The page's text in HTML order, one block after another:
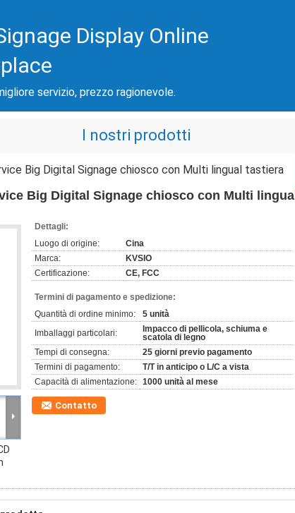
Display Online
servizio, prezzo ragionevole.
I nostri prodotti
Big Digital Signage chiosco con Multi lingual tastiera
Big Digital Signage chiosco con Multi lingual
Dettagli:
Luogo di origine:
Cina
Marca:
KVSIO
Certificazione:
CE, FCC
Termini di pagamento e spedizione:
Quantità di ordine minimo:
5 unità
Imballaggi particolari:
Impacco di pellicola, schiuma e
scatola di legno
Tempi di consegna:
25 giorni previo pagamento
Termini di pagamento:
T/T in anticipo o L/C a vista
Capacità di alimentazione: 1000 unità al mese
Contatto